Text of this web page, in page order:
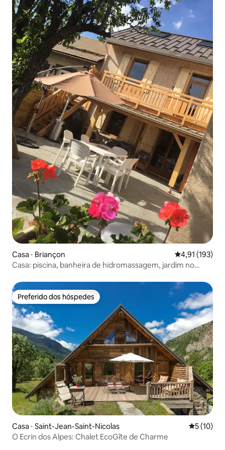
Casa ⋅ Briançon 4,91 de uma
4,91 (193)
Casa: piscina, banheira de hidromassagem, jardim no
Preferido dos hóspedes
Preferido dos hóspedes
Casa ⋅ Saint-Jean-Saint-Nicolas 5 de uma
5 (10)
O Ecrin dos Alpes: Chalet EcoGîte de Charme